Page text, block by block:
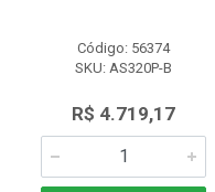
Código: 56374
SKU: AS320P-B
R$ 4.719,17